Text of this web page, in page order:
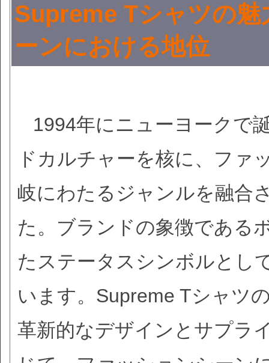
Supreme Tシャツの
ーンにおける地位
1994年にニューヨークで
ドカルチャーを核に、ファ
岐にわたるジャンルを融合
た。ブランドの象徴である
たステータスシンボルとし
います。Supreme Tシャツ
革新的なデザインとサプラ